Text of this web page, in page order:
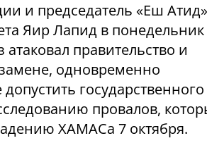
и председатель «Еш
Яир Лапид в понедельник
правительство и
одновременно
государственного
провалов,
ХАМАСа 7 октября.